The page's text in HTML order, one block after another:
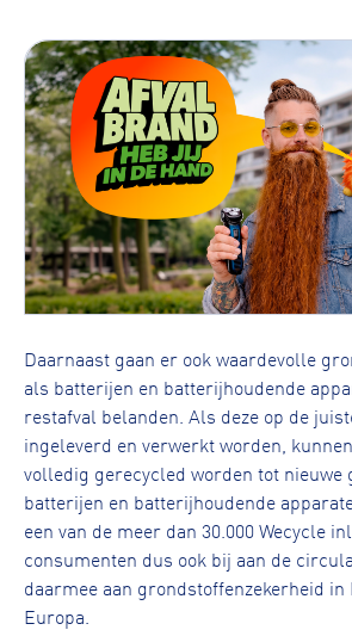
Daarnaast gaan er ook waardevolle
als batterijen en batterijhoudende
restafval belanden. Als deze op de
ingeleverd en verwerkt worden,
volledig gerecycled worden tot nieuwe
batterijen en batterijhoudende
een van de meer dan 30.000 Wecycle
consumenten dus ook bij aan de
daarmee aan grondstoffenzekerheid
Europa.